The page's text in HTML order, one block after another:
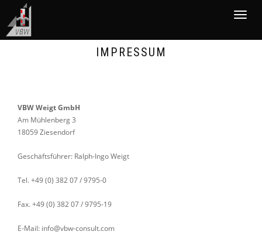
IMPRESSUM
VBW Weigt GmbH
Am Mühlenberg 3
18059 Ziesendorf
Geschäftsführer: Ralph-Ingo Weigt
Tel. +49 (0) 382 07 / 9795-0
Fax. +49 (0) 382 07 / 9795-19
E-Mail: info@vbw-consult.com